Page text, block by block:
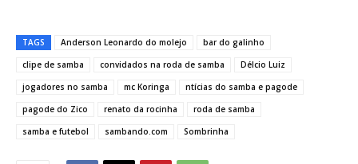
TAGS Anderson Leonardo do molejo
bar do galinho
clipe de samba
convidados na roda de samba
Délcio Luiz
jogadores no samba
mc Koringa
ntícias do samba e pagode
pagode do Zico
renato da rocinha
roda de samba
samba e futebol
sambando.com Sombrinha